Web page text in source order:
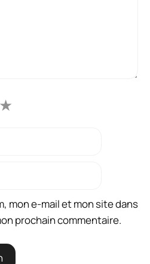
★
mon e-mail et mon site dans
prochain commentaire.